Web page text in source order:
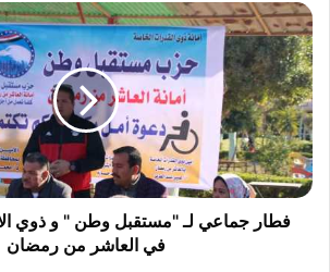
فطار
جماعي
لـ
"مستقبل
وطن
"
و
ذوي
الاحتياجات
الخاصة
فطار جماعي لـ "مستقبل وطن " و ذوي
في العاشر من رمضان